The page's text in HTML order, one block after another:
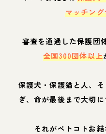
マッチン
審査を通過した保護団
全国300団体以上
保護犬・保護猫と人、
ぎ、命が最後まで大切
それがペトコトお結